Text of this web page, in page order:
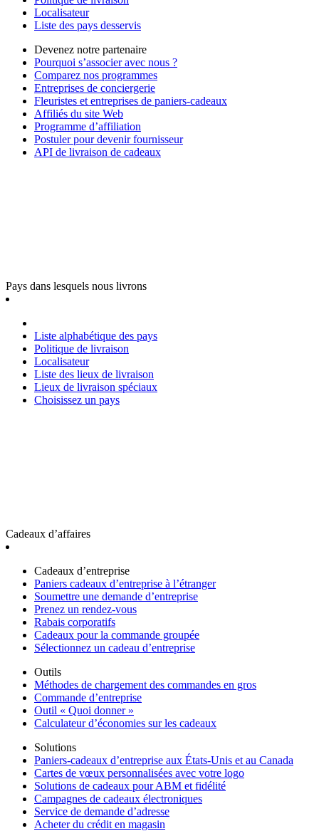
Localisateur
Liste des pays desservis
Devenez notre partenaire
Pourquoi s’associer avec nous ?
Comparez nos programmes
Entreprises de conciergerie
Fleuristes et entreprises de paniers-cadeaux
Affiliés du site Web
Programme d’affiliation
Postuler pour devenir fournisseur
API de livraison de cadeaux
Pays dans lesquels nous livrons
Liste alphabétique des pays
Politique de livraison
Localisateur
Liste des lieux de livraison
Lieux de livraison spéciaux
Choisissez un pays
Cadeaux d’affaires
Cadeaux d’entreprise
Paniers cadeaux d’entreprise à l’étranger
Soumettre une demande d’entreprise
Prenez un rendez-vous
Rabais corporatifs
Cadeaux pour la commande groupée
Sélectionnez un cadeau d’entreprise
Outils
Méthodes de chargement des commandes en gros
Commande d’entreprise
Outil « Quoi donner »
Calculateur d’économies sur les cadeaux
Solutions
Paniers-cadeaux d’entreprise aux États-Unis et au Canada
Cartes de vœux personnalisées avec votre logo
Solutions de cadeaux pour ABM et fidélité
Campagnes de cadeaux électroniques
Service de demande d’adresse
Acheter du crédit en magasin